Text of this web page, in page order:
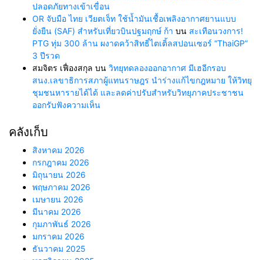
ปลอดภัยทางเข้าเขื่อน
OR จับมือ ไทย เวียตเจ็ท ใช้น้ำมันเชื้อเพลิงอากาศยานแบบ
ยั่งยืน (SAF) สำหรับเที่ยวบินปฐมฤกษ์ ก้า บน สะเทือนวงการ!
PTG ทุ่ม 300 ล้าน ผงาดคว้าสิทธิ์ไตเติ้ลสปอนเซอร์ “ThaiGP”
3 ปีรวด
สมจิตร เฟื่องสกุล บน วิทยุทดลองออกอากาศ มีเฮอีกรอบ
สนง.เลขาธิการสภาผู้แทนราษฎร นำร่างแก้ไขกฎหมาย ให้วิทยุ
ชุมชนหารายได้ได้ และลดค่าปรับสำหรับวิทยุภาคประชาชน
ออกรับฟังความเห็น
คลังเก็บ
สิงหาคม 2026
กรกฎาคม 2026
มิถุนายน 2026
พฤษภาคม 2026
เมษายน 2026
มีนาคม 2026
กุมภาพันธ์ 2026
มกราคม 2026
ธันวาคม 2025